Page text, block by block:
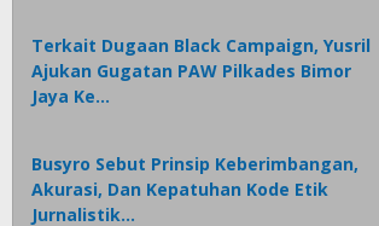
Terkait Dugaan Black Campaign, Yusril
Ajukan Gugatan PAW Pilkades Bimor
Jaya Ke…
Busyro Sebut Prinsip Keberimbangan,
Akurasi, Dan Kepatuhan Kode Etik
Jurnalistik…